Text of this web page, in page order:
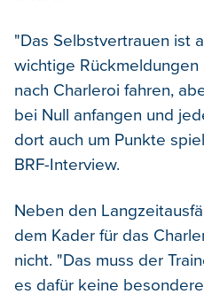
"Das Selbstvertrauen ist
wichtige
nach Charleroi fahren,
bei Null anfangen und
dort auch um Punkte
BRF-Interview.
Neben den
dem Kader für das
nicht. "Das muss der
es dafür keine